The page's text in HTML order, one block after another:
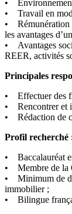
•
• Travail en
• Rémunération
les avantages
• Avantages
REER, activités
Principales
• Effectuer des
• Rencontrer et
• Rédaction de
Profil recherché
• Baccalauréat
• Membre de la
• Minimum de
immobilier ;
• Bilingue